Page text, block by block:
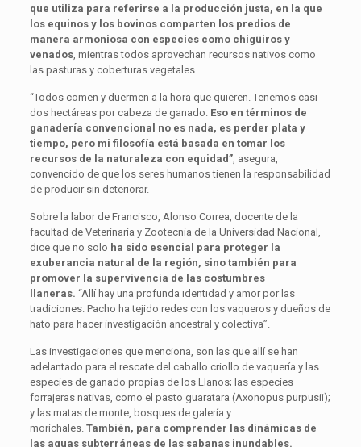
que utiliza para referirse a la producción justa, en la que
los equinos y los bovinos comparten los predios de
manera armoniosa con especies como chigüiros y
venados, mientras todos aprovechan recursos nativos como
las pasturas y coberturas vegetales.
“Todos comen y duermen a la hora que quieren. Tenemos casi
dos hectáreas por cabeza de ganado. Eso en términos de
ganadería convencional no es nada, es perder plata y
tiempo, pero mi filosofía está basada en tomar los
recursos de la naturaleza con equidad”, asegura,
convencido de que los seres humanos tienen la responsabilidad
de producir sin deteriorar.
Sobre la labor de Francisco, Alonso Correa, docente de la
facultad de Veterinaria y Zootecnia de la Universidad Nacional,
dice que no solo ha sido esencial para proteger la
exuberancia natural de la región, sino también para
promover la supervivencia de las costumbres
llaneras. “Allí hay una profunda identidad y amor por las
tradiciones. Pacho ha tejido redes con los vaqueros y dueños de
hato para hacer investigación ancestral y colectiva”.
Las investigaciones que menciona, son las que allí se han
adelantado para el rescate del caballo criollo de vaquería y las
especies de ganado propias de los Llanos; las especies
forrajeras nativas, como el pasto guaratara (Axonopus purpusii);
y las matas de monte, bosques de galería y
morichales. También, para comprender las dinámicas de
las aguas subterráneas de las sabanas inundables.